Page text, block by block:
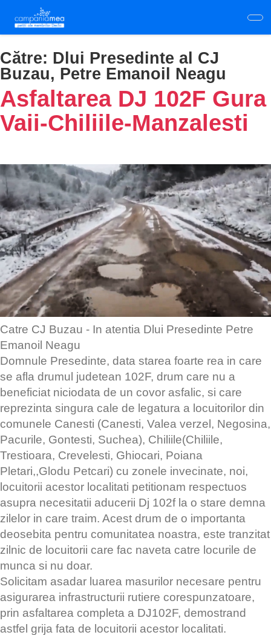
main
content
Către: Dlui Presedinte al CJ
Buzau, Petre Emanoil Neagu
Asfaltarea DJ 102F Gura
Vaii-Chiliile-Manzalesti
Catre CJ Buzau - In atentia Dlui Presedinte Petre
Emanoil Neagu
Domnule Presedinte, data starea foarte rea in care
se afla drumul judetean 102F, drum care nu a
beneficiat niciodata de un covor asfalic, si care
reprezinta singura cale de legatura a locuitorilor din
comunele Canesti (Canesti, Valea verzel, Negosina,
Pacurile, Gontesti, Suchea), Chiliile(Chiliile,
Trestioara, Crevelesti, Ghiocari, Poiana
Pletari,,Glodu Petcari) cu zonele invecinate, noi,
locuitorii acestor localitati petitionam respectuos
asupra necesitatii aducerii Dj 102f la o stare demna
zilelor in care traim. Acest drum de o importanta
deosebita pentru comunitatea noastra, este tranzitat
zilnic de locuitorii care fac naveta catre locurile de
munca si nu doar.
Solicitam asadar luarea masurilor necesare pentru
asigurarea infrastructurii rutiere corespunzatoare,
prin asfaltarea completa a DJ102F, demostrand
astfel grija fata de locuitorii acestor localitati.